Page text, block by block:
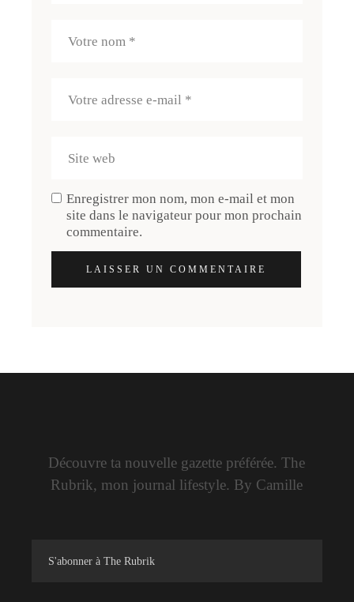
Enregistrer mon nom, mon e-mail et mon
site dans le navigateur pour mon prochain
commentaire.
LAISSER UN COMMENTAIRE
Découvre ta nouvelle gazette préférée. The
Rubrik, mon journal lifestyle. By Camille